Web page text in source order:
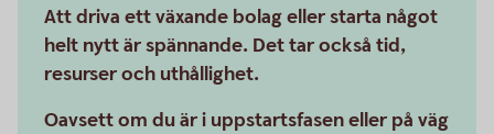
Att driva ett växande bolag eller starta något
helt nytt är spännande. Det tar också tid,
resurser och uthållighet.
Oavsett om du är i uppstartsfasen eller på väg